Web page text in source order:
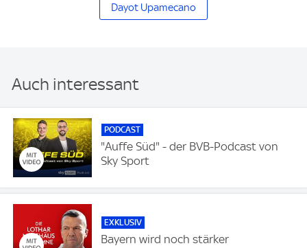
Dayot Upamecano
Auch interessant
PODCAST
"Auffe Süd" - der BVB-Podcast von
Sky Sport
EXKLUSIV
Bayern wird noch stärker